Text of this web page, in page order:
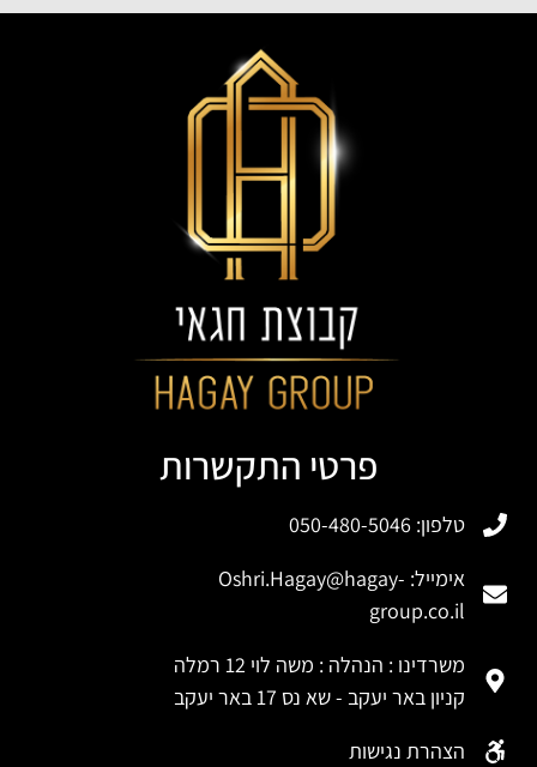
פרטי התקשרות
טלפון: 050-480-5046
אימייל:Oshri.Hagay@hagay-
group.co.il
משרדינו : הנהלה : משה לוי 12 רמלה
קניון באר יעקב - שא נס 17 באר יעקב
הצהרת נגישות